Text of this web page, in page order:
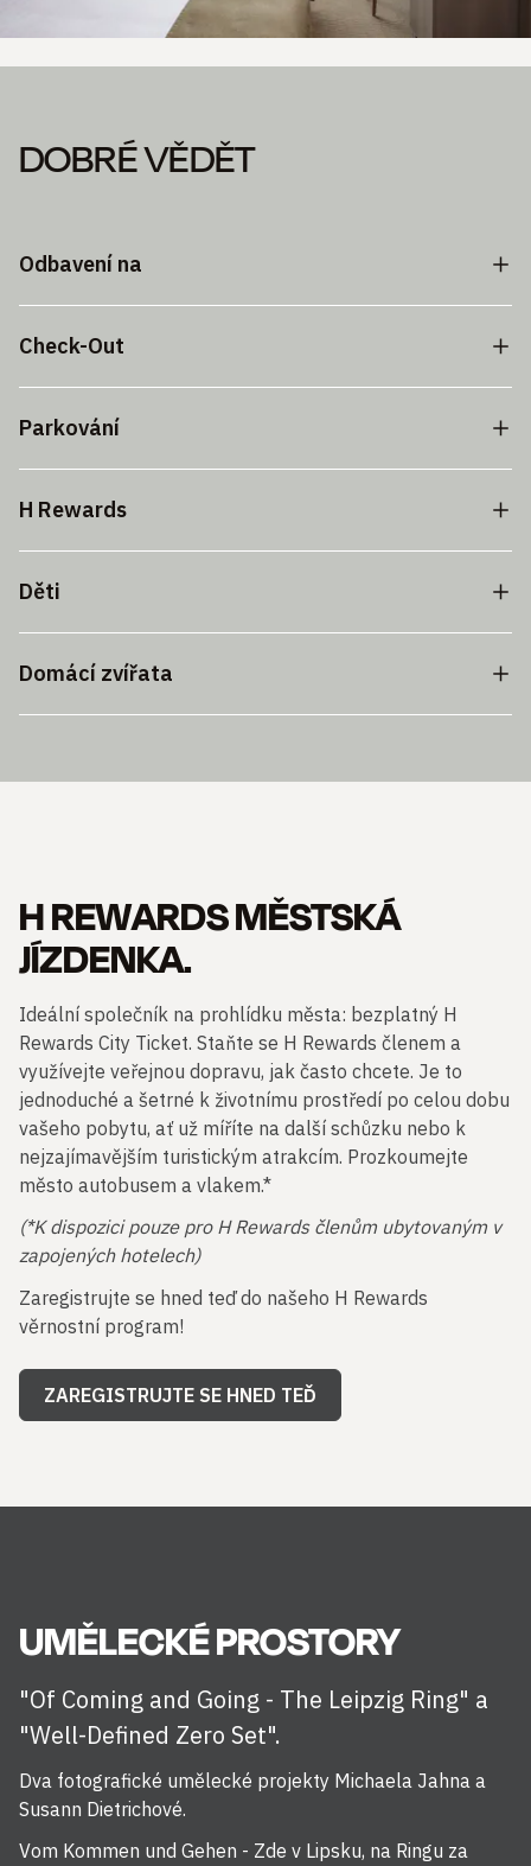
DOBRÉ VĚDĚT
Odbavení na
Check-Out
Parkování
H Rewards
Děti
Domácí zvířata
H REWARDS MĚSTSKÁ
JÍZDENKA.
Ideální společník na prohlídku města: bezplatný H
Rewards City Ticket. Staňte se H Rewards členem a
využívejte veřejnou dopravu, jak často chcete. Je to
jednoduché a šetrné k životnímu prostředí po celou dobu
vašeho pobytu, ať už míříte na další schůzku nebo k
nejzajímavějším turistickým atrakcím. Prozkoumejte
město autobusem a vlakem.*
(*K dispozici pouze pro H Rewards členům ubytovaným v
zapojených hotelech)
Zaregistrujte se hned teď do našeho H Rewards
věrnostní program!
ZAREGISTRUJTE SE HNED TEĎ
UMĚLECKÉ PROSTORY
"Of Coming and Going - The Leipzig Ring" a
"Well-Defined Zero Set".
Dva fotografické umělecké projekty Michaela Jahna a
Susann Dietrichové.
Vom Kommen und Gehen - Zde v Lipsku, na Ringu za